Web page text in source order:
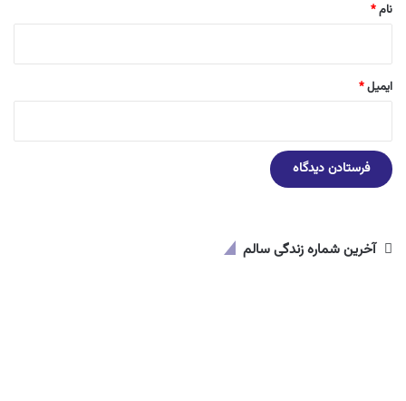
نام*
ایمیل*
آخرین شماره زندگی سالم